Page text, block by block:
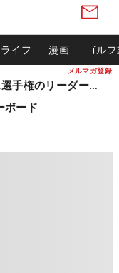
メルマガ登録
ライフ 漫画 ゴル
松山英樹ら出場 ウィンダム選手権のリーダーボード
ード